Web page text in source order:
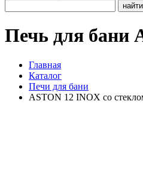
найти
Печь для бани
Главная
Каталог
Печи для бани
ASTON 12 INOX со